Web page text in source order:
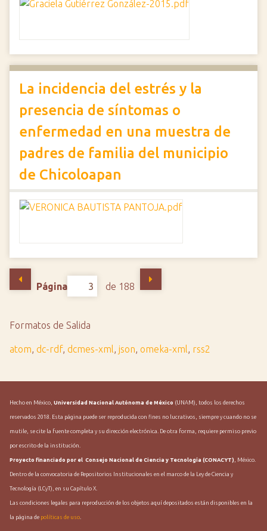
La incidencia del estrés y la
presencia de síntomas o
enfermedad en una muestra de
padres de familia del municipio
de Chicoloapan
Página de 188
Formatos de Salida
atom, dc-rdf, dcmes-xml, json, omeka-xml, rss2
Hecho en México, Universidad Nacional Autónoma de México (UNAM), todos los derechos
reservados 2018. Esta página puede ser reproducida con fines no lucrativos, siempre y cuando no se
mutile, se cite la fuente completa y su dirección electrónica. De otra forma, requiere permiso previo
por escrito de la institución.
Proyecto financiado por el Consejo Nacional de Ciencia y Tecnología (CONACYT) , México.
Dentro de la convocatoria de Repositorios Institucionales en el marco de la Ley de Ciencia y
Tecnología (LCyT), en su Capítulo X.
Las condiciones legales para reproducción de los objetos aquí depositados están disponibles en la
la página de políticas de uso.